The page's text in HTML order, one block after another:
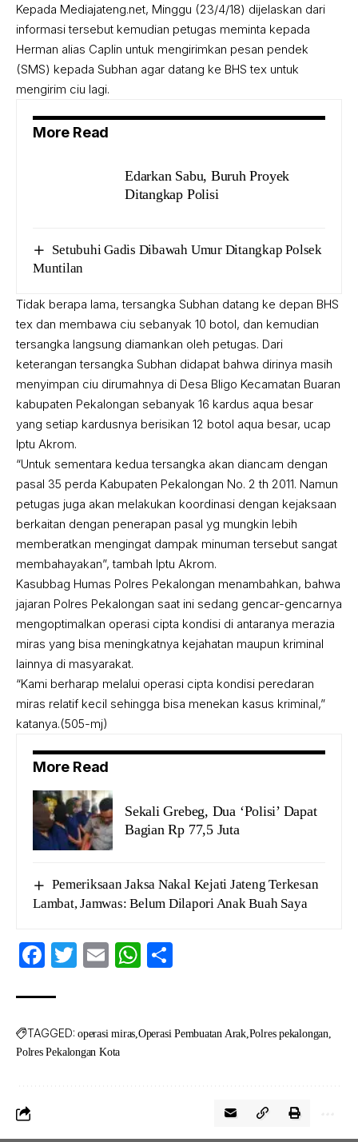
Kepada Mediajateng.net, Minggu (23/4/18) dijelaskan dari
informasi tersebut kemudian petugas meminta kepada
Herman alias Caplin untuk mengirimkan pesan pendek
(SMS) kepada Subhan agar datang ke BHS tex untuk
mengirim ciu lagi.
More Read
Edarkan Sabu, Buruh Proyek
Ditangkap Polisi
Setubuhi Gadis Dibawah Umur Ditangkap Polsek
Muntilan
Tidak berapa lama, tersangka Subhan datang ke depan BHS
tex dan membawa ciu sebanyak 10 botol, dan kemudian
tersangka langsung diamankan oleh petugas. Dari
keterangan tersangka Subhan didapat bahwa dirinya masih
menyimpan ciu dirumahnya di Desa Bligo Kecamatan Buaran
kabupaten Pekalongan sebanyak 16 kardus aqua besar
yang setiap kardusnya berisikan 12 botol aqua besar, ucap
Iptu Akrom.
“Untuk sementara kedua tersangka akan diancam dengan
pasal 35 perda Kabupaten Pekalongan No. 2 th 2011. Namun
petugas juga akan melakukan koordinasi dengan kejaksaan
berkaitan dengan penerapan pasal yg mungkin lebih
memberatkan mengingat dampak minuman tersebut sangat
membahayakan”, tambah Iptu Akrom.
Kasubbag Humas Polres Pekalongan menambahkan, bahwa
jajaran Polres Pekalongan saat ini sedang gencar-gencarnya
mengoptimalkan operasi cipta kondisi di antaranya merazia
miras yang bisa meningkatnya kejahatan maupun kriminal
lainnya di masyarakat.
“Kami berharap melalui operasi cipta kondisi peredaran
miras relatif kecil sehingga bisa menekan kasus kriminal,”
katanya.(505-mj)
More Read
Sekali Grebeg, Dua ‘Polisi’ Dapat
Bagian Rp 77,5 Juta
Pemeriksaan Jaksa Nakal Kejati Jateng Terkesan
Lambat, Jamwas: Belum Dilapori Anak Buah Saya
Facebook
Twitter
EmailWhatsApp
TAGGED: operasi miras Operasi Pembuatan Arak Polres pekalongan
Polres Pekalongan Kota